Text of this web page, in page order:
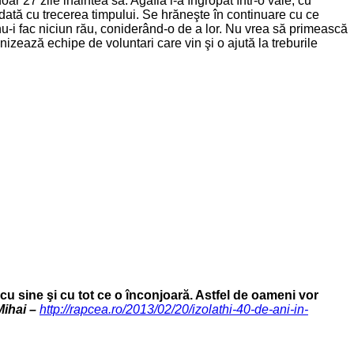
cu trecerea timpului. Se hrăneşte în continuare cu ce
i fac niciun rău, coniderând-o de a lor. Nu vrea să primească
echipe de voluntari care vin şi o ajută la treburile
sine şi cu tot ce o înconjoară. Astfel de oameni vor
– http://rapcea.ro/2013/02/20/izolathi-40-de-ani-in-